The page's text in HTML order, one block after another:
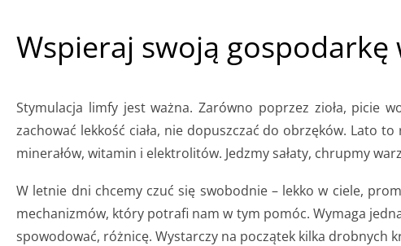
Wspieraj swoją
Stymulacja limfy jest ważna. Zarówno poprzez zioła, picie
zachować lekkość ciała, nie dopuszczać do obrzęków. Lato
minerałów, witamin i elektrolitów. Jedzmy sałaty, chrupmy
W letnie dni chcemy czuć się swobodnie – lekko w ciele,
mechanizmów, który potrafi nam w tym pomóc. Wymaga
spowodować, różnicę. Wystarczy na początek kilka drobnych